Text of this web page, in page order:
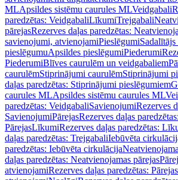
MLApsildes sistēmu caurules MLVeidgabali
paredzētas: VeidgabaliLīkumiTrejgabali
pārejasRezerves daļas paredzētas:
savienojumi, atvienojamiPieslēgumi
pieslēgumuApsildes pieslēgumiPiederumi
PiederumiBlīves caurulēm un veidgabaliem
caurulēmStiprinājumi caurulēmStiprinājumi
daļas paredzētas: Stiprinājumi pieslēgumiem
caurules MLApsildes sistēmu caurules ML
paredzētas: VeidgabaliSavienojumiRezerves
SavienojumiPārejasRezerves daļas paredzētas:
PārejasLīkumiRezerves daļas paredzētas:
daļas paredzētas: TrejgabaliIebūvēta
paredzētas: Iebūvēta cirkulācija
daļas paredzētas: Neatvienojamas pārejas
atvienojamiRezerves daļas paredzētas: